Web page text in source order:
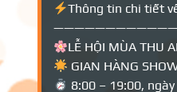
Thông tin chi tiết
LỄ HỘI MÙA THU
GIAN HÀNG
8:00 – 19:00,